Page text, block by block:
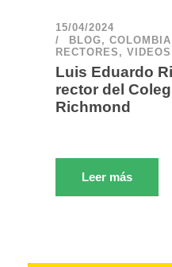
15/04/2024
BLOG, COLOMBIA
RECTORES , VIDEOS
Luis Eduardo
rector del
Richmond
Leer más